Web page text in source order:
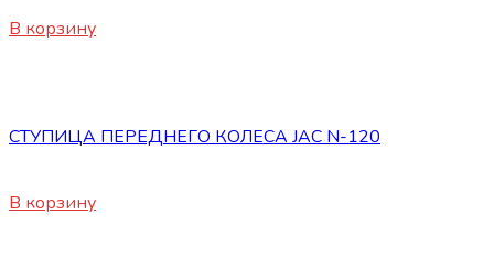
В корзину
СТУПИЦА ПЕРЕДНЕГО КОЛЕСА JAC N-120
В корзину